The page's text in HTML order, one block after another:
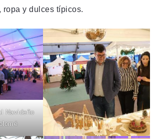
ropa y dulces típicos.
Navideño